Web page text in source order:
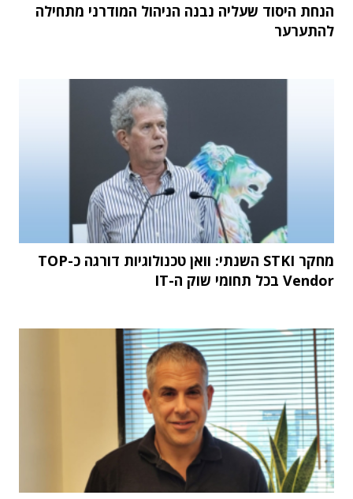
הנחת היסוד שעליה נבנה הניהול המודרני מתחילה
להתערער
מחקר STKI השנתי: וואן טכנולוגיות דורגה כ-TOP
Vendor בכל תחומי שוק ה-IT